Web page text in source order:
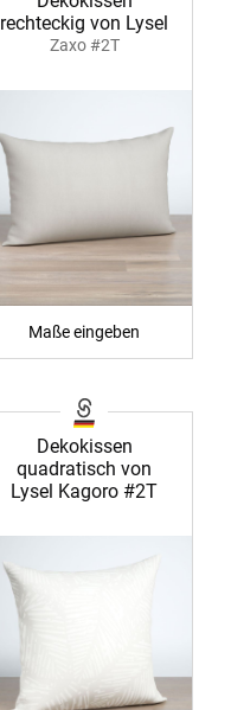
rechteckig von Lysel
Zaxo #2T
Maße eingeben
Dekokissen
quadratisch von
Lysel Kagoro #2T